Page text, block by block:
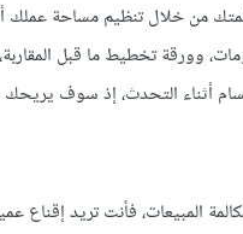
من خلال تنظيم مساحة
وورقة تخطيط ما قبل
أثناء التحدث، إذ سوف
المبيعات، فأنت تريد إقناع